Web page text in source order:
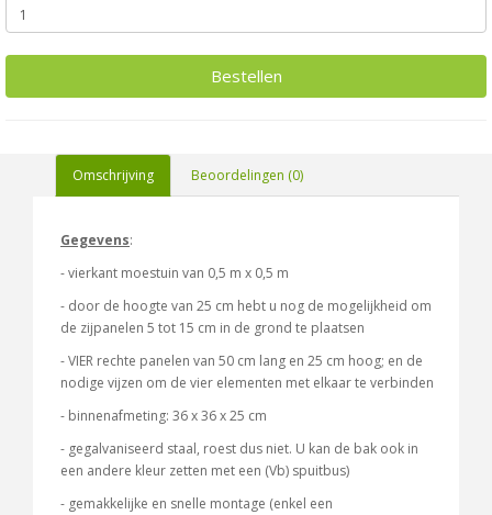
Bestellen
Omschrijving Beoordelingen (0)
Gegevens:
- vierkant moestuin van 0,5 m x 0,5 m
- door de hoogte van 25 cm hebt u nog de mogelijkheid om
de zijpanelen 5 tot 15 cm in de grond te plaatsen
- VIER rechte panelen van 50 cm lang en 25 cm hoog; en de
nodige vijzen om de vier elementen met elkaar te verbinden
- binnenafmeting: 36 x 36 x 25 cm
- gegalvaniseerd staal, roest dus niet. U kan de bak ook in
een andere kleur zetten met een (Vb) spuitbus)
- gemakkelijke en snelle montage (enkel een